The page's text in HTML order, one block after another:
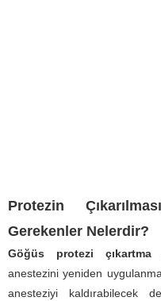
Protezin
Gerekenler Nelerdir?
Göğüs protezi çıkartma
anestezini yeniden
anesteziyi kaldırabilecek